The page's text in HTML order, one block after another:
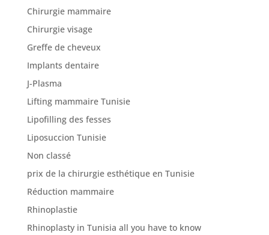
Chirurgie mammaire
Chirurgie visage
Greffe de cheveux
Implants dentaire
J-Plasma
Lifting mammaire Tunisie
Lipofilling des fesses
Liposuccion Tunisie
Non classé
prix de la chirurgie esthétique en Tunisie
Réduction mammaire
Rhinoplastie
Rhinoplasty in Tunisia all you have to know